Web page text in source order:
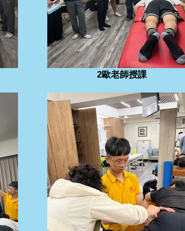
2歐老師授課